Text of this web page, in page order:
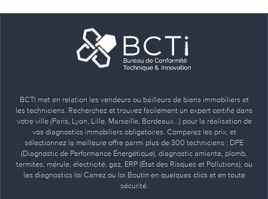
BCTI met en relation les vendeurs ou bailleurs de biens immobiliers et
les techniciens. Recherchez et trouvez facilement un expert certifié dans
votre ville (Paris, Lyon, Lille, Marseille, Bordeaux…) pour la réalisation de
vos diagnostics immobiliers obligatoires. Comparez les prix, et
sélectionnez la meilleure offre parmi plus de 300 techniciens : DPE
(Diagnostic de Performance Énergétique), diagnostic amiante, plomb,
termites, mérule, électricité, gaz, ERP (État des Risques et Pollutions), ou
les diagnostics loi Carrez ou loi Boutin en quelques clics et en toute
sécurité.